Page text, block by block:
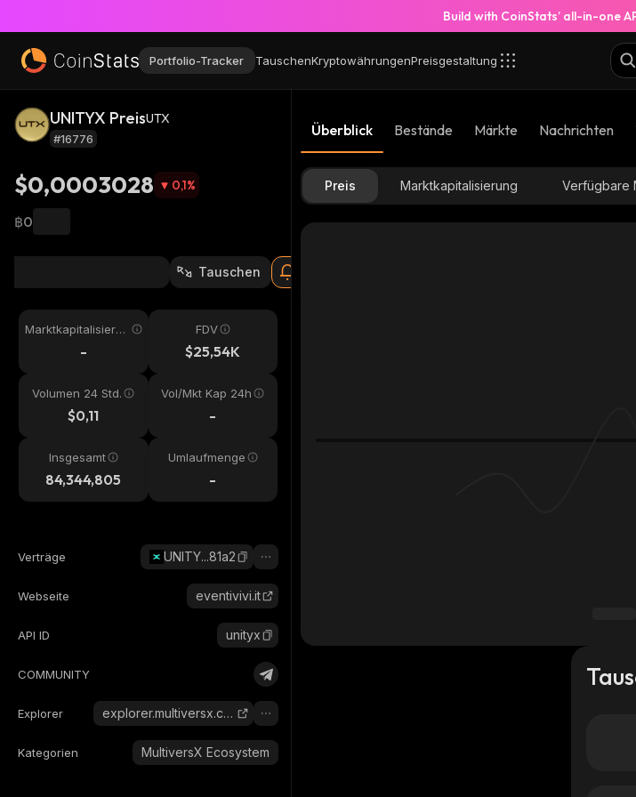
Build with CoinStats’ all-in-one
Portfolio-Tracker TauschenKryptowährungenPreisgestaltung
UNITYX PreisUTX
#16776
$0,0003028 0,1%
฿0
Tauschen
Marktkapitalisieru
-
FDV
$25,54K
Volumen 24 Std.
$0,11
Vol/Mkt Kap 24h
-
Insgesamt
84,344,805
Umlaufmenge
-
Verträge UNITY...81a2
Webseite eventivivi.it
API ID unityx
COMMUNITY
Explorer explorer.multiversx.com
Kategorien MultiversX Ecosystem
Überblick Bestände Märkte Nachrichten
Preis Marktkapitalisierung Verfügbare